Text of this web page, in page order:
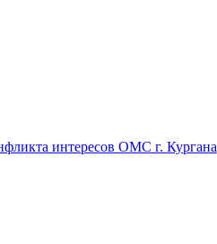
интересов ОМС г. Кургана